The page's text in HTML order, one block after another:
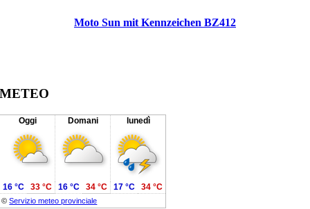
Moto Sun mit Kennzeichen BZ412
METEO
Oggi Domani lunedì
©Servizio meteo provinciale
16 °C 33 °C 16 °C 34 °C 17 °C 34 °C